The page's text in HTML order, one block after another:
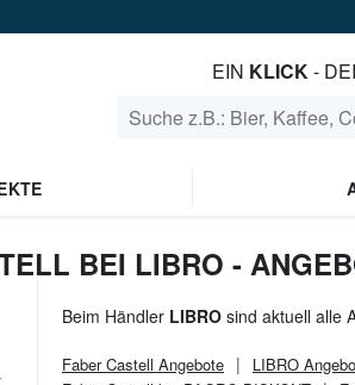
EIN KLICK-
BEI LIBRO -
Beim Händler LIBRO sind aktuell alle
Faber Castell Angebote LIBRO